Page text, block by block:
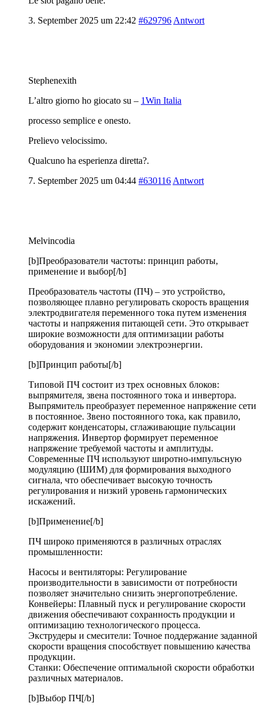
3. September 2025 um 22:42 #629796 Antwort
Stephenexith
L’altro giorno ho giocato su – 1Win Italia
processo semplice e onesto.
Prelievo velocissimo.
Qualcuno ha esperienza diretta?.
7. September 2025 um 04:44 #630116 Antwort
Melvincodia
[b]Преобразователи частоты: принцип работы,
применение и выбор[/b]
Преобразователь частоты (ПЧ) – это устройство,
позволяющее плавно регулировать скорость вращения
электродвигателя переменного тока путем изменения
частоты и напряжения питающей сети. Это открывает
широкие возможности для оптимизации работы
оборудования и экономии электроэнергии.
[b]Принцип работы[/b]
Типовой ПЧ состоит из трех основных блоков:
выпрямителя, звена постоянного тока и инвертора.
Выпрямитель преобразует переменное напряжение сети
в постоянное. Звено постоянного тока, как правило,
содержит конденсаторы, сглаживающие пульсации
напряжения. Инвертор формирует переменное
напряжение требуемой частоты и амплитуды.
Современные ПЧ используют широтно-импульсную
модуляцию (ШИМ) для формирования выходного
сигнала, что обеспечивает высокую точность
регулирования и низкий уровень гармонических
искажений.
[b]Применение[/b]
ПЧ широко применяются в различных отраслях
промышленности:
Насосы и вентиляторы: Регулирование
производительности в зависимости от потребности
позволяет значительно снизить энергопотребление.
Конвейеры: Плавный пуск и регулирование скорости
движения обеспечивают сохранность продукции и
оптимизацию технологического процесса.
Экструдеры и смесители: Точное поддержание заданной
скорости вращения способствует повышению качества
продукции.
Станки: Обеспечение оптимальной скорости обработки
различных материалов.
[b]Выбор ПЧ[/b]